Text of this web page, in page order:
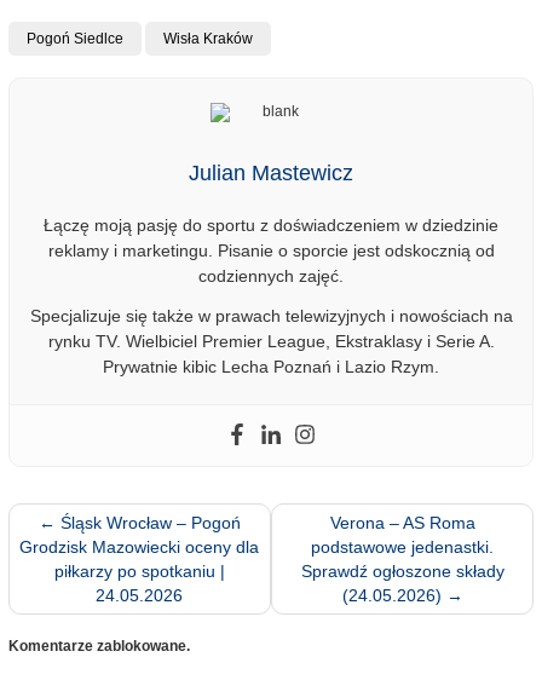
Pogoń Siedlce Wisła Kraków
Julian Mastewicz
Łączę moją pasję do sportu z doświadczeniem w dziedzinie
reklamy i marketingu. Pisanie o sporcie jest odskocznią od
codziennych zajęć.
Specjalizuje się także w prawach telewizyjnych i nowościach na
rynku TV. Wielbiciel Premier League, Ekstraklasy i Serie A.
Prywatnie kibic Lecha Poznań i Lazio Rzym.
← Śląsk Wrocław – Pogoń
Grodzisk Mazowiecki oceny dla
piłkarzy po spotkaniu |
24.05.2026
Verona – AS Roma
podstawowe jedenastki.
Sprawdź ogłoszone składy
(24.05.2026) →
Komentarze zablokowane.